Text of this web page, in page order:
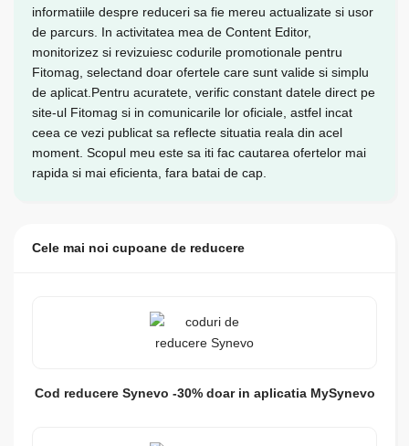
informatiile despre reduceri sa fie mereu actualizate si usor
de parcurs. In activitatea mea de Content Editor,
monitorizez si revizuiesc codurile promotionale pentru
Fitomag, selectand doar ofertele care sunt valide si simplu
de aplicat.Pentru acuratete, verific constant datele direct pe
site-ul Fitomag si in comunicarile lor oficiale, astfel incat
ceea ce vezi publicat sa reflecte situatia reala din acel
moment. Scopul meu este sa iti fac cautarea ofertelor mai
rapida si mai eficienta, fara batai de cap.
Cele mai noi cupoane de reducere
Cod reducere Synevo -30% doar in aplicatia MySynevo